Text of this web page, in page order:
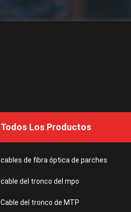
Todos Los Productos
cables de fibra óptica de parches
cable del tronco del mpo
Cable del tronco de MTP